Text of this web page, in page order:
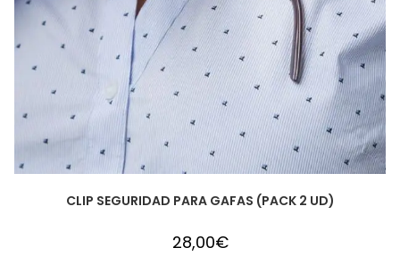
CLIP SEGURIDAD PARA GAFAS (PACK 2 UD)
28,00€